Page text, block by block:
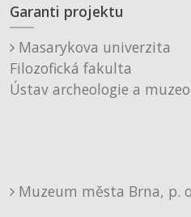
Garanti projektu
Masarykova univerzita
Filozofická fakulta
Ústav archeologie a
Muzeum města Brna, p.